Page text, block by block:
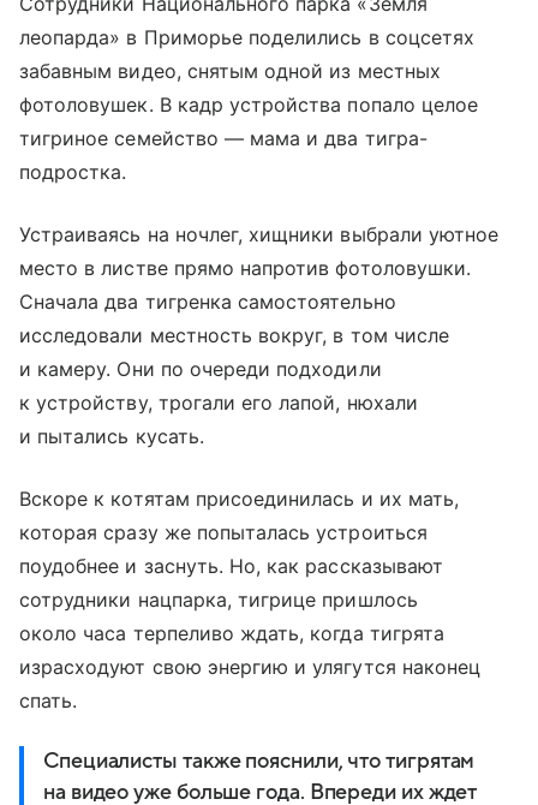
леопарда» в Приморье поделились в соцсетях
забавным видео, снятым одной из местных
фотоловушек. В кадр устройства попало целое
тигриное семейство — мама и два тигра-
подростка.
Устраиваясь на ночлег, хищники выбрали уютное
место в листве прямо напротив фотоловушки.
Сначала два тигренка самостоятельно
исследовали местность вокруг, в том числе
и камеру. Они по очереди подходили
к устройству, трогали его лапой, нюхали
и пытались кусать.
Вскоре к котятам присоединилась и их мать,
которая сразу же попыталась устроиться
поудобнее и заснуть. Но, как рассказывают
сотрудники нацпарка, тигрице пришлось
около часа терпеливо ждать, когда тигрята
израсходуют свою энергию и улягутся наконец
спать.
Специалисты также пояснили, что тигрятам
на видео уже больше года. Впереди их ждет